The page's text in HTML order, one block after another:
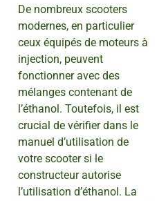
De nombreux scooters
modernes, en particulier
ceux équipés de moteurs à
injection, peuvent
fonctionner avec des
mélanges contenant de
l’éthanol. Toutefois, il est
crucial de vérifier dans le
manuel d’utilisation de
votre scooter si le
constructeur autorise
l’utilisation d’éthanol. La